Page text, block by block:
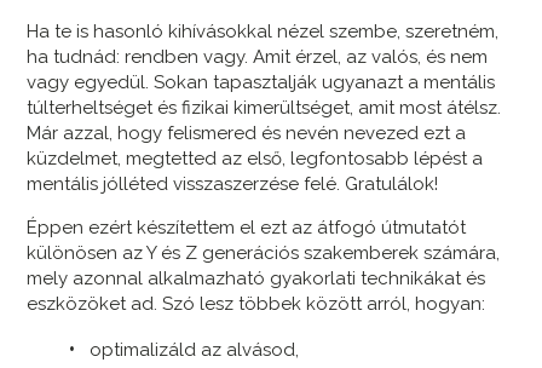
Ha te is hasonló kihívásokkal nézel szembe, szeretném,
ha tudnád: rendben vagy. Amit érzel, az valós, és nem
vagy egyedül. Sokan tapasztalják ugyanazt a mentális
túlterheltséget és fizikai kimerültséget, amit most átélsz.
Már azzal, hogy felismered és nevén nevezed ezt a
küzdelmet, megtetted az első, legfontosabb lépést a
mentális jólléted visszaszerzése felé. Gratulálok!
Éppen ezért készítettem el ezt az átfogó útmutatót
különösen az Y és Z generációs szakemberek számára,
mely azonnal alkalmazható gyakorlati technikákat és
eszközöket ad. Szó lesz többek között arról, hogyan:
optimalizáld az alvásod,